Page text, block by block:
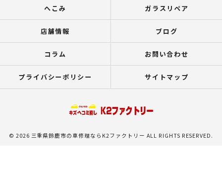
へこみ ガラスリペア
店舗情報 ブログ
コラム お問い合わせ
プライバシーポリシー サイトマップ
© 2026 三重県鈴鹿市の車修理ならK2ファクトリー ALL RIGHTS RESERVED.